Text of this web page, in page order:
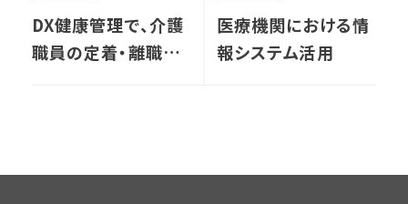
DX健康管理で、介護
職員の定着・離職問
医療機関における情
報システム活用